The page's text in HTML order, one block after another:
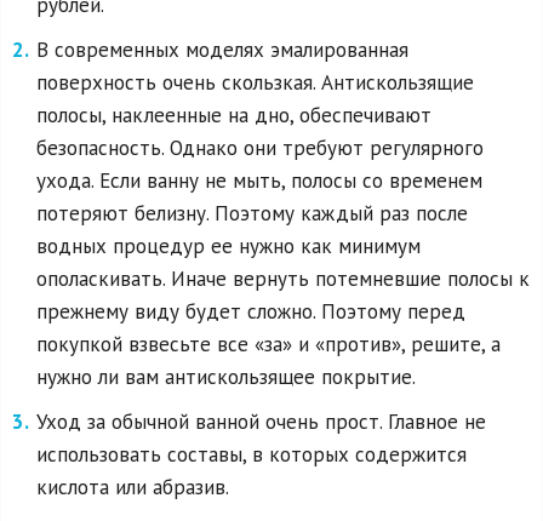
В современных моделях эмалированная
поверхность очень скользкая. Антискользящие
полосы, наклеенные на дно, обеспечивают
безопасность. Однако они требуют регулярного
ухода. Если ванну не мыть, полосы со временем
потеряют белизну. Поэтому каждый раз после
водных процедур ее нужно как минимум
ополаскивать. Иначе вернуть потемневшие полосы к
прежнему виду будет сложно. Поэтому перед
покупкой взвесьте все «за» и «против», решите, а
нужно ли вам антискользящее покрытие.
Уход за обычной ванной очень прост. Главное не
использовать составы, в которых содержится
кислота или абразив.